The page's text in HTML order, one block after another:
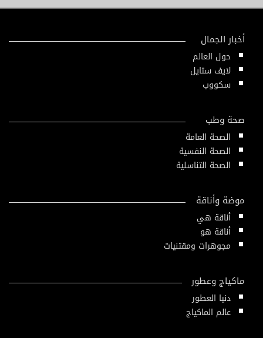
أخبار الجمال
حول العالم
لايف ستايل
سكووب
صحة وطب
الصحة العامة
الصحة النفسية
الصحة التناسلية
موضة وأناقة
أناقة هي
أناقة هو
مجوهرات ومقتنيات
ماكياج وعطور
دنيا العطور
عالم الماكياج